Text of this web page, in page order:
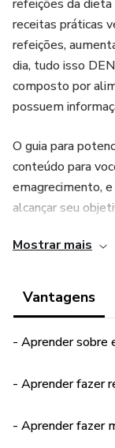
refeições da
receitas práticas
refeições,
dia, tudo isso
composto por
possuem
O guia para
conteúdo para
emagrecimento,
alcançar seu
ou seja, te dando
Os dois juntos
Mostrar mais
Vantagens
- Aprender sobre
- Aprender fazer
- Aprender fazer